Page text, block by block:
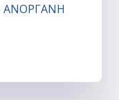
ΑΝΟΡΓΑΝΗ